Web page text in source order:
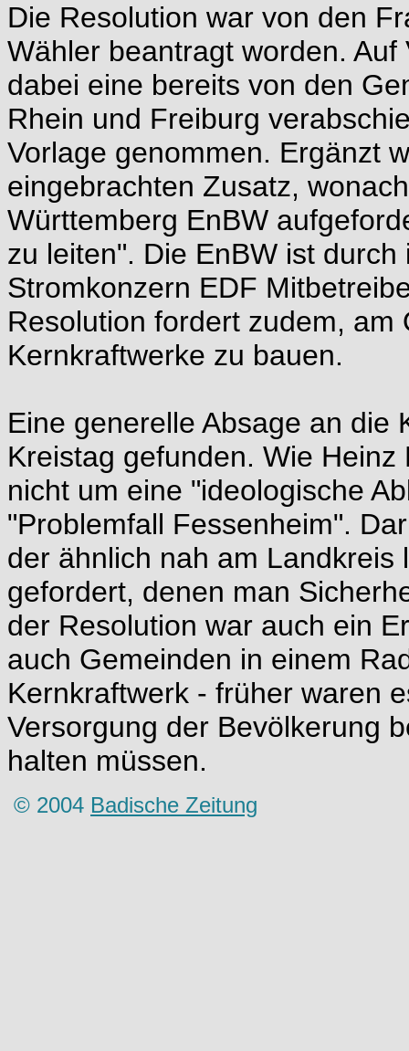
Die Resolution war von den
Wähler beantragt worden.
dabei eine bereits von den
Rhein und Freiburg
Vorlage genommen. Ergänzt
eingebrachten Zusatz,
Württemberg EnBW
zu leiten". Die EnBW ist
Stromkonzern EDF
Resolution fordert zudem,
Kernkraftwerke zu bauen.
Eine generelle Absage an die
Kreistag gefunden. Wie
nicht um eine "ideologische
"Problemfall Fessenheim".
der ähnlich nah am
gefordert, denen man
der Resolution war auch ein
auch Gemeinden in einem
Kernkraftwerk - früher waren
Versorgung der Bevölkerung
halten müssen.
© 2004 Badische Zeitung